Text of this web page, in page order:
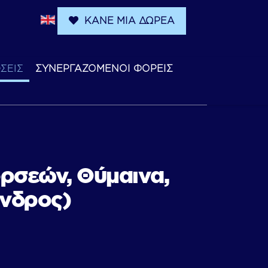
ΚΑΝΕ ΜΙΑ ΔΩΡΕΑ
ΣΥΝΕΡΓΑΖΟΜΕΝΟΙ ΦΟΡΕΙΣ
Θύμαινα,